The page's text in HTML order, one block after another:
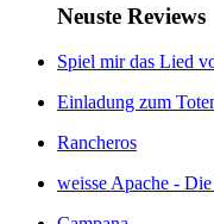
Neuste Reviews
Spiel mir das Lied
Einladung zum
Rancheros
weisse Apache -